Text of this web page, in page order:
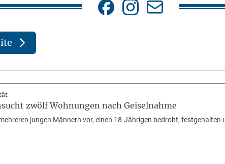
zwölf Wohnungen nach Geiselnahme
jungen Männern vor, einen 18-Jährigen bedroht,